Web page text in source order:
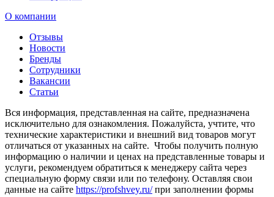
О компании
Отзывы
Новости
Бренды
Сотрудники
Вакансии
Статьи
Вся информация, представленная на сайте, предназначена
исключительно для ознакомления. Пожалуйста, учтите, что
технические характеристики и внешний вид товаров могут
отличаться от указанных на сайте. Чтобы получить полную
информацию о наличии и ценах на представленные товары и
услуги, рекомендуем обратиться к менеджеру сайта через
специальную форму связи или по телефону. Оставляя свои
данные на сайте https://profshvey.ru/при заполнении формы